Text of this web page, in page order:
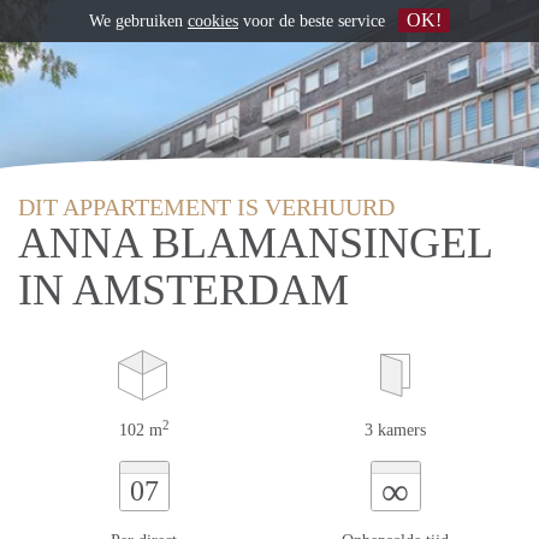
DIT APPARTEMENT IS VERHUURD
ANNA BLAMANSINGEL
IN AMSTERDAM
102 m2 3 kamers
07 ∞
We gebruiken cookies voor de beste service OK!